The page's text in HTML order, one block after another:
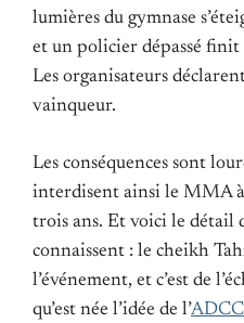
lumières du gymnase
et un policier dépassé
Les organisateurs
vainqueur.
Les conséquences sont
interdisent ainsi le MMA
trois ans. Et voici le détail
connaissent : le cheikh
l’événement, et c’est de
qu’est née l’idée de l’ADCC